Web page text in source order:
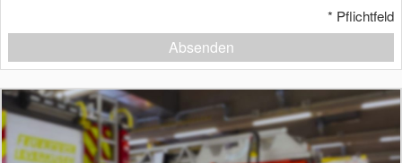
* Pflichtfeld
Absenden